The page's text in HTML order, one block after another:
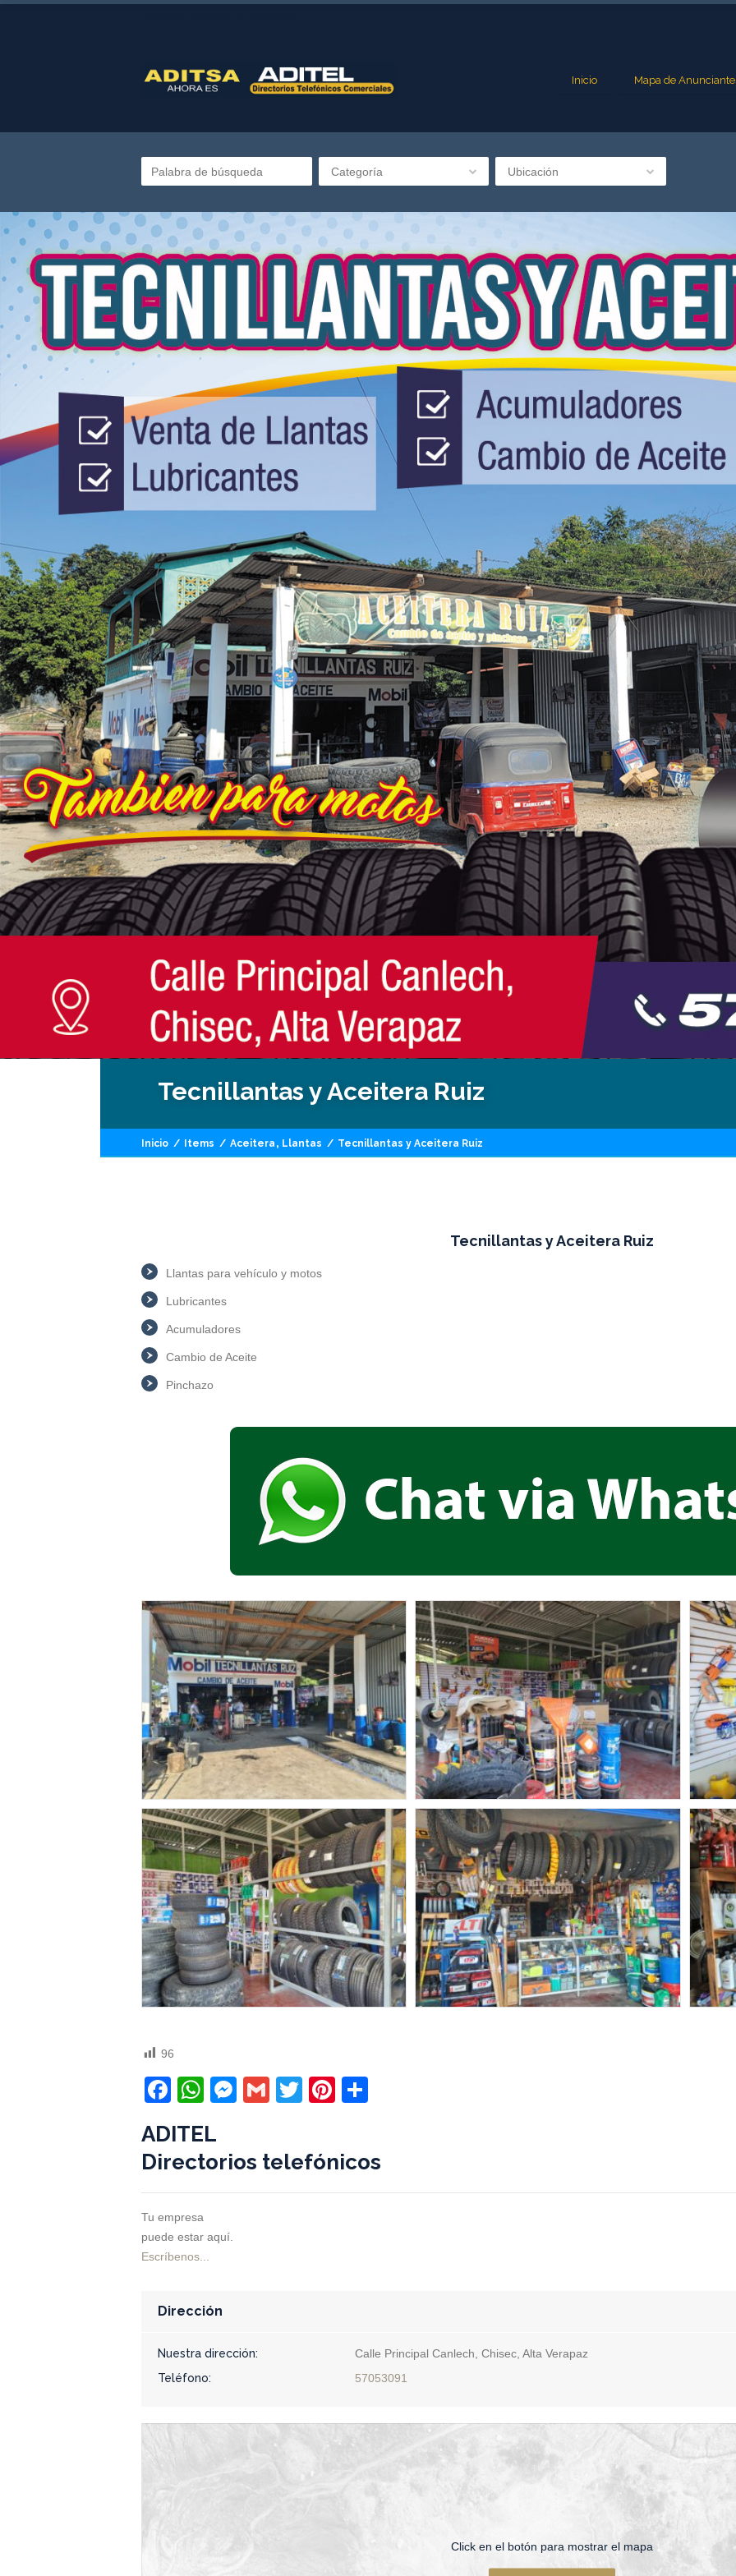
Inicio Mapa de
Categoría Ubicación
Tecnillantas y Aceitera Ruiz
Inicio / Items / Aceitera , Llantas / Tecnillantas y Aceitera Ruiz
Tecnillantas y Aceitera Ruiz
Llantas para vehículo y motos
Lubricantes
Acumuladores
Cambio de Aceite
Pinchazo
96
Facebook
WhatsApp
Messenger
GmailTwitterPinterest
ADITEL
Directorios telefónicos
Tu empresa
puede estar aquí.
Escríbenos...
Dirección
Nuestra dirección:
Calle Principal Canlech, Chisec, Alta Verapaz
Teléfono:
57053091
Click en el botón para mostrar el mapa